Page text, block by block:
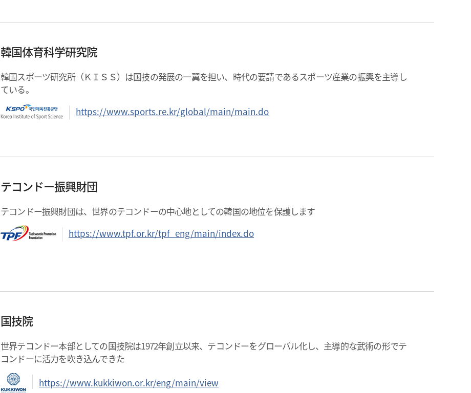
韓国体育科学研究院
韓国スポーツ研究所（ＫＩＳＳ）は国技の発展の一翼を担い、時代の要請であるスポーツ産業の振興を主導し
ている。
https://www.sports.re.kr/global/main/main.do
テコンドー振興財団
テコンドー振興財団は、世界のテコンドーの中心地としての韓国の地位を保護します
https://www.tpf.or.kr/tpf_eng/main/index.do
国技院
世界テコンドー本部としての国技院は1972年創立以来、テコンドーをグローバル化し、主導的な武術の形でテ
コンドーに活力を吹き込んできた
https://www.kukkiwon.or.kr/eng/main/view